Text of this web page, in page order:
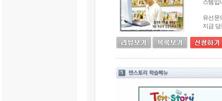
스템입
유선문
지금